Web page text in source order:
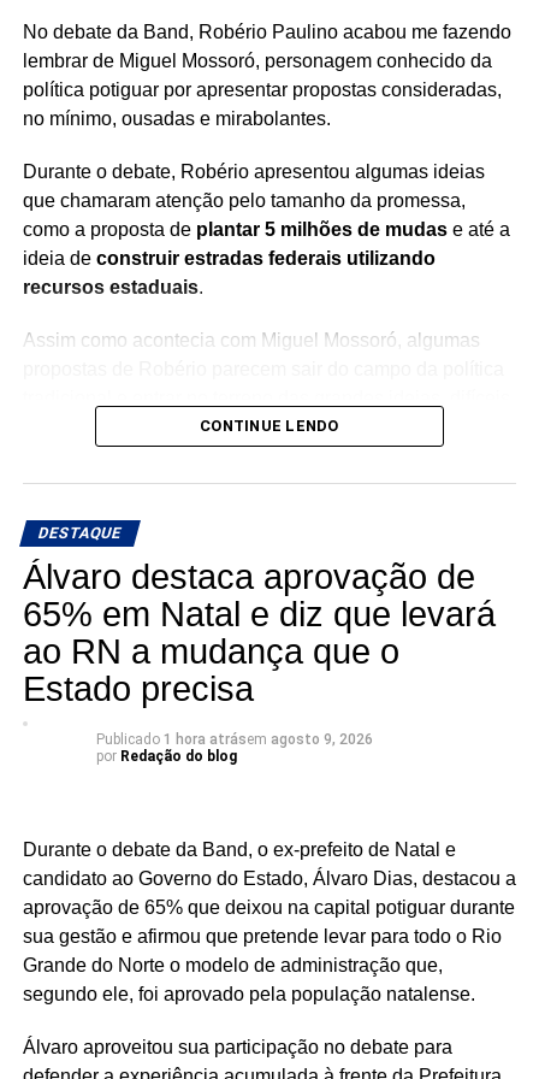
anos da inauguração, segue sem atender um único
paciente.
A artilharia também foi direcionada ao candidato Allyson
Bezerra (União), a quem Cadu definiu como “o Allyson de
Robson Faria”, um representante das mesmas elites que
levaram o Rio Grande do Norte à derrocada.
No debate da Band, Robério Paulino acabou me fazendo
lembrar de Miguel Mossoró, personagem conhecido da
política potiguar por apresentar propostas consideradas,
no mínimo, ousadas e mirabolantes.
Durante o debate, Robério apresentou algumas ideias
que chamaram atenção pelo tamanho da promessa,
como a proposta de plantar 5 milhões de mudase até a
ideia de construir estradas federais utilizando
recursos estaduais.
Assim como acontecia com Miguel Mossoró, algumas
de imaginar como seriam colocadas em prática.
No debate, enquanto os demais candidatos discutiam
Estado, Robério chamou atenção justamente pelo tom de
propostas que impressionam pelo tamanho e pela
ousadia.
Se a eleição tivesse um prêmio para as propostas
mais mirabolantes da noite, Robério certamente
estaria na disputa.
CONTINUE LENDO
DESTAQUE
Álvaro destaca aprovação de
65% em Natal e diz que levará
ao RN a mudança que o
Estado precisa
Publicado 1 hora atrásem agosto 9, 2026
por Redação do blog
Durante o debate da Band, o ex-prefeito de Natal e
candidato ao Governo do Estado, Álvaro Dias, destacou a
aprovação de 65% que deixou na capital potiguar durante
sua gestão e afirmou que pretende levar para todo o Rio
Grande do Norte o modelo de administração que,
segundo ele, foi aprovado pela população natalense.
Álvaro aproveitou sua participação no debate para